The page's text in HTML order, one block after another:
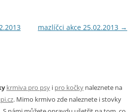
mazlíčci akce 25.02.2013 →
krmiva pro psy i pro kočky naleznete na
. Mimo krmivo zde naleznete i stovky